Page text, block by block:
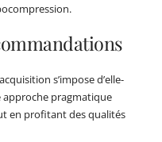
s’impose d’elle-
approche pragmatique
en profitant des qualités